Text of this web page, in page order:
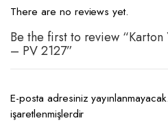
There are no reviews yet.
Be the first to review “Karton
– PV 2127”
E-posta adresiniz yayınlanmayacak.
işaretlenmişlerdir